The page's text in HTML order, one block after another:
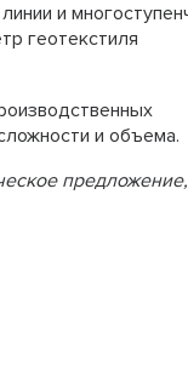
и
геотекстиля
и объема.